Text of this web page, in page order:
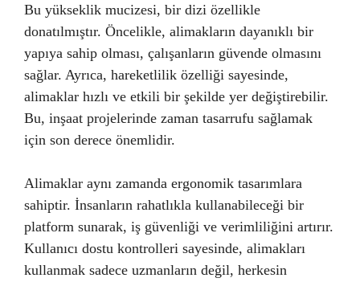
Bu yükseklik mucizesi, bir dizi özellikle
donatılmıştır. Öncelikle, alimakların dayanıklı bir
yapıya sahip olması, çalışanların güvende olmasını
sağlar. Ayrıca, hareketlilik özelliği sayesinde,
alimaklar hızlı ve etkili bir şekilde yer değiştirebilir.
Bu, inşaat projelerinde zaman tasarrufu sağlamak
için son derece önemlidir.
Alimaklar aynı zamanda ergonomik tasarımlara
sahiptir. İnsanların rahatlıkla kullanabileceği bir
platform sunarak, iş güvenliği ve verimliliğini artırır.
Kullanıcı dostu kontrolleri sayesinde, alimakları
kullanmak sadece uzmanların değil, herkesin